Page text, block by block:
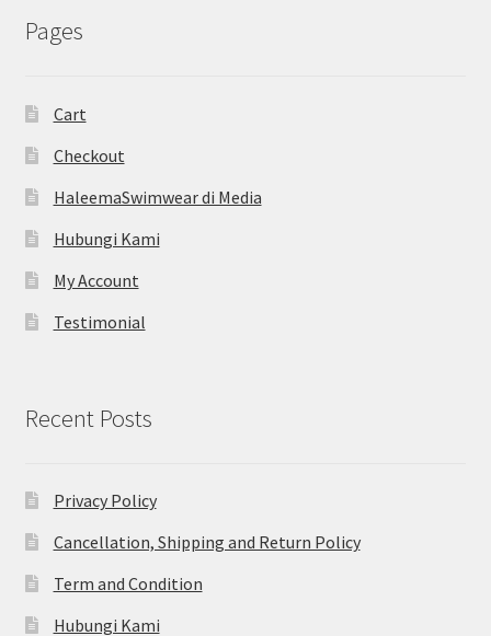
Pages
Cart
Checkout
HaleemaSwimwear di Media
Hubungi Kami
My Account
Testimonial
Recent Posts
Privacy Policy
Cancellation, Shipping and Return Policy
Term and Condition
Hubungi Kami